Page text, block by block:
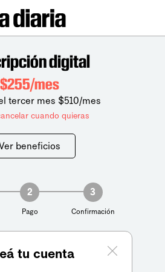
digital
$255/mes
tercer mes $510/mes
cuando quieras
beneficios
2
Pago
3
Confirmación
tu cuenta